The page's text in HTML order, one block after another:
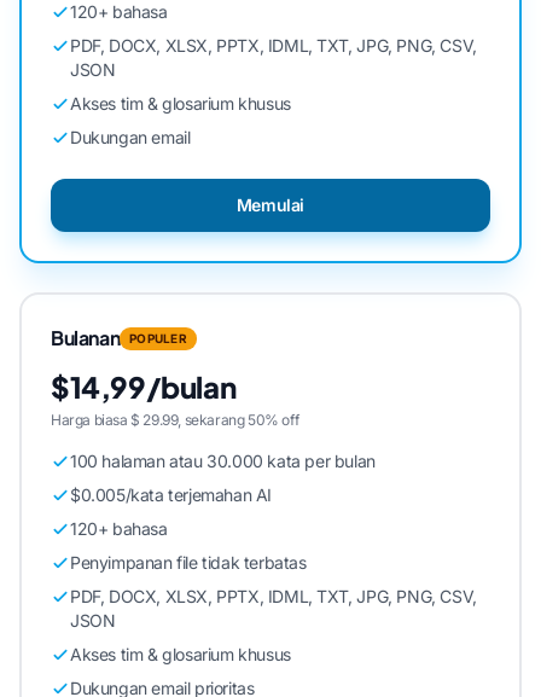
120+ bahasa
PDF, DOCX, XLSX, PPTX, IDML, TXT, JPG, PNG, CSV,
JSON
Akses tim & glosarium khusus
Dukungan email
Memulai
Bulanan POPULER
$14,99/bulan
Harga biasa $ 29.99, sekarang 50% off
100 halaman atau 30.000 kata per bulan
$0.005/kata terjemahan AI
120+ bahasa
Penyimpanan file tidak terbatas
PDF, DOCX, XLSX, PPTX, IDML, TXT, JPG, PNG, CSV,
JSON
Akses tim & glosarium khusus
Dukungan email prioritas